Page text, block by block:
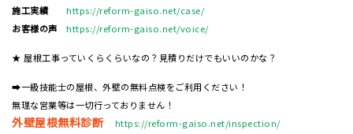
施工実績
https://reform-gaiso.net/case/
お客様の声
https://reform-gaiso.net/voice/
★ 屋根工事っていくらくらいなの？見積りだけでもいいのかな？
➡一級技能士の屋根、外壁の無料点検をご利用ください！
無理な営業等は一切行っておりません！
外壁屋根無料診断 https://reform-gaiso.net/inspection/